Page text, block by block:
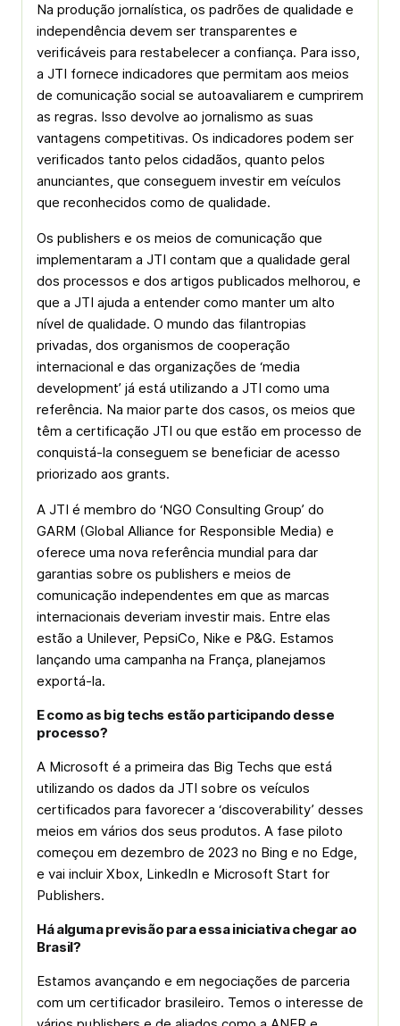
Na produção jornalística, os padrões de qualidade e
independência devem ser transparentes e
verificáveis para restabelecer a confiança. Para isso,
a JTI fornece indicadores que permitam aos meios
de comunicação social se autoavaliarem e cumprirem
as regras. Isso devolve ao jornalismo as suas
vantagens competitivas. Os indicadores podem ser
verificados tanto pelos cidadãos, quanto pelos
anunciantes, que conseguem investir em veículos
que reconhecidos como de qualidade.
Os publishers e os meios de comunicação que
implementaram a JTI contam que a qualidade geral
dos processos e dos artigos publicados melhorou, e
que a JTI ajuda a entender como manter um alto
nível de qualidade. O mundo das filantropias
privadas, dos organismos de cooperação
internacional e das organizações de ‘media
development’ já está utilizando a JTI como uma
referência. Na maior parte dos casos, os meios que
têm a certificação JTI ou que estão em processo de
conquistá-la conseguem se beneficiar de acesso
priorizado aos grants.
A JTI é membro do ‘NGO Consulting Group’ do
GARM (Global Alliance for Responsible Media) e
oferece uma nova referência mundial para dar
garantias sobre os publishers e meios de
comunicação independentes em que as marcas
internacionais deveriam investir mais. Entre elas
estão a Unilever, PepsiCo, Nike e P&G. Estamos
lançando uma campanha na França, planejamos
exportá-la.
E como as big techs estão participando desse
processo?
A Microsoft é a primeira das Big Techs que está
utilizando os dados da JTI sobre os veículos
certificados para favorecer a ‘discoverability’ desses
meios em vários dos seus produtos. A fase piloto
começou em dezembro de 2023 no Bing e no Edge,
e vai incluir Xbox, LinkedIn e Microsoft Start for
Publishers.
Há alguma previsão para essa iniciativa chegar ao
Brasil?
Estamos avançando e em negociações de parceria
com um certificador brasileiro. Temos o interesse de